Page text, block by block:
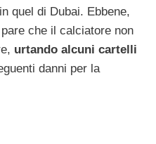
quel di Dubai. Ebbene,
che il calciatore non
urtando alcuni cartelli
danni per la